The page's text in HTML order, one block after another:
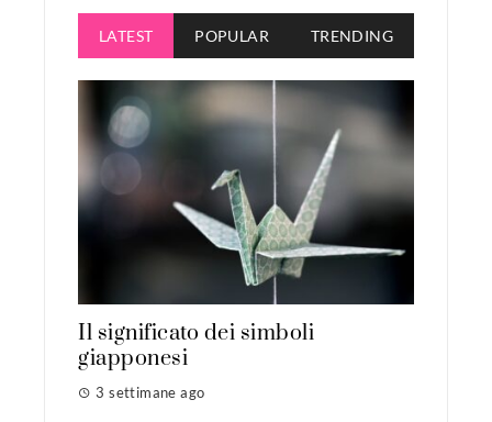
LATEST POPULAR TRENDING
Il significato dei simboli
giapponesi
3 settimane ago